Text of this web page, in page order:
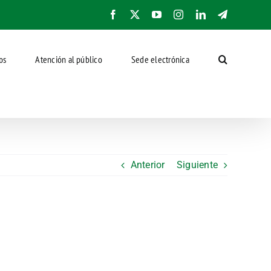
Facebook YouTubeInstagramLinkedInTelegram
Atención al público Sede electrónica
Anterior Siguiente